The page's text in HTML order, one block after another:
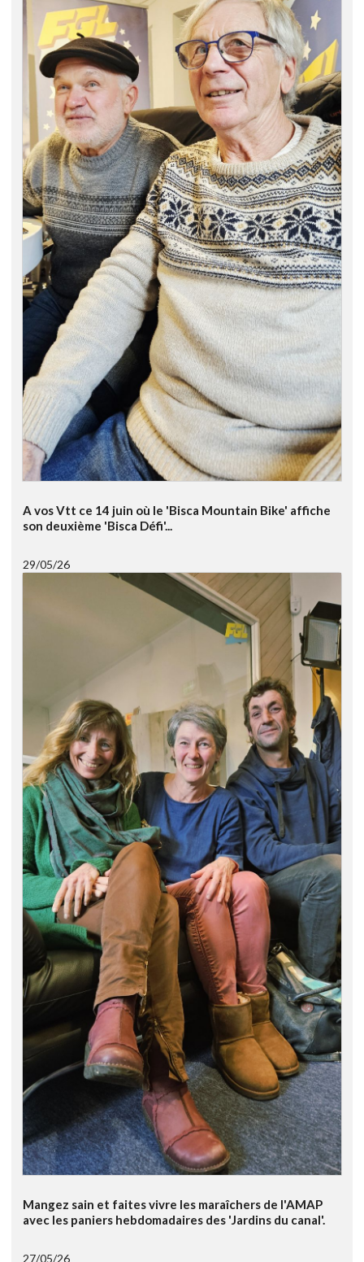
A vos Vtt ce 14 juin où le 'Bisca Mountain Bike' affiche
son deuxième 'Bisca Défi'...
29/05/26
Mangez sain et faites vivre les maraîchers de l'AMAP
avec les paniers hebdomadaires des 'Jardins du canal'.
27/05/26